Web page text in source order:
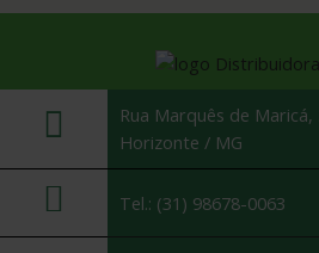
Rua Marquês de
Horizonte / MG
Tel.: (31) 98678-0063